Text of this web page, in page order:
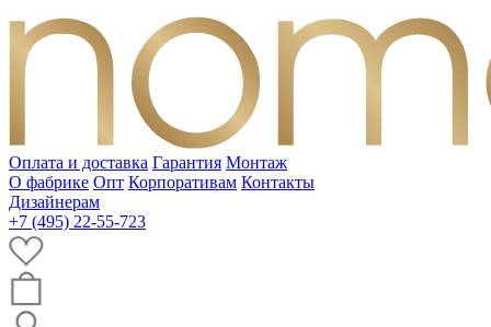
Оплата и доставка Гарантия Монтаж
О фабрике Опт Корпоративам Контакты
Дизайнерам
+7 (495) 22-55-723